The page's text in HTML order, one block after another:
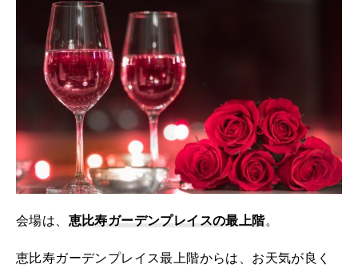
会場は、 恵比寿ガーデンプレイスの最上階。
恵比寿ガーデンプレイス最上階からは、お天気が良く